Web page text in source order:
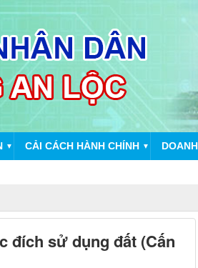
▼ CẢI CÁCH HÀNH CHÍNH ▼
đích sử dụng đất (Cấn